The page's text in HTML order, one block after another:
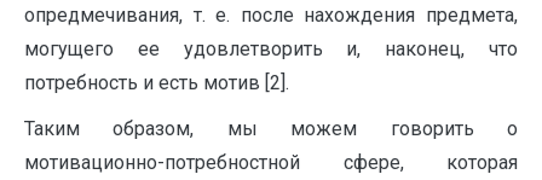
опредмечивания, т. е. после нахожде­ния предмета,
могущего ее удовлетворить и, наконец, что
потребность и есть мотив [2].
Таким образом, мы можем говорить о
мотивационно-потребностной сфере, которая